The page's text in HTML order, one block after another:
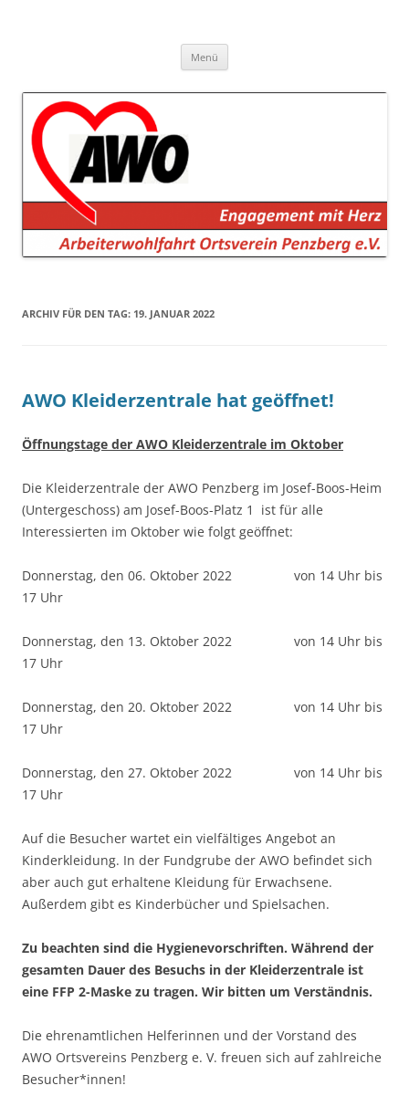
Menü
ARCHIV FÜR DEN TAG: 19. JANUAR 2022
AWO Kleiderzentrale hat geöffnet!
Öffnungstage der AWO Kleiderzentrale im Oktober
Die Kleiderzentrale der AWO Penzberg im Josef-Boos-Heim
(Untergeschoss) am Josef-Boos-Platz 1 ist für alle
Interessierten im Oktober wie folgt geöffnet:
Donnerstag, den 06. Oktober 2022 von 14 Uhr bis
17 Uhr
Donnerstag, den 13. Oktober 2022 von 14 Uhr bis
17 Uhr
Donnerstag, den 20. Oktober 2022 von 14 Uhr bis
17 Uhr
Donnerstag, den 27. Oktober 2022 von 14 Uhr bis
17 Uhr
Auf die Besucher wartet ein vielfältiges Angebot an
Kinderkleidung. In der Fundgrube der AWO befindet sich
aber auch gut erhaltene Kleidung für Erwachsene.
Außerdem gibt es Kinderbücher und Spielsachen.
Zu beachten sind die Hygienevorschriften. Während der
gesamten Dauer des Besuchs in der Kleiderzentrale ist
eine FFP 2-Maske zu tragen. Wir bitten um Verständnis.
Die ehrenamtlichen Helferinnen und der Vorstand des
AWO Ortsvereins Penzberg e. V. freuen sich auf zahlreiche
Besucher*innen!